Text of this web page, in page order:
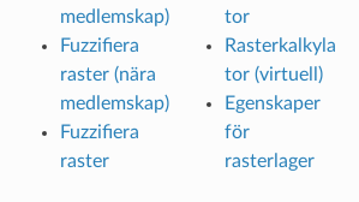
medlemskap)
Fuzzifiera
raster (nära
medlemskap)
Fuzzifiera
raster
tor
Rasterkalkyla
tor (virtuell)
Egenskaper
för
rasterlager